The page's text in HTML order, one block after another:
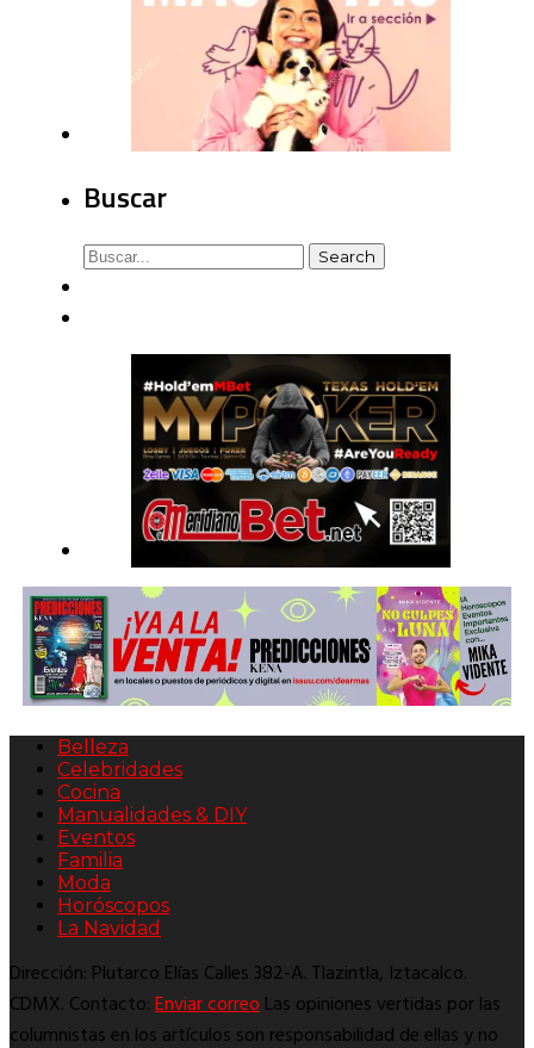
Buscar
Belleza
Celebridades
Cocina
Manualidades & DIY
Eventos
Familia
Moda
Horóscopos
La Navidad
Dirección: Plutarco Elías Calles 382-A. Tlazintla, Iztacalco.
CDMX. Contacto:Enviar correoLas opiniones vertidas por las
columnistas en los artículos son responsabilidad de ellas y no